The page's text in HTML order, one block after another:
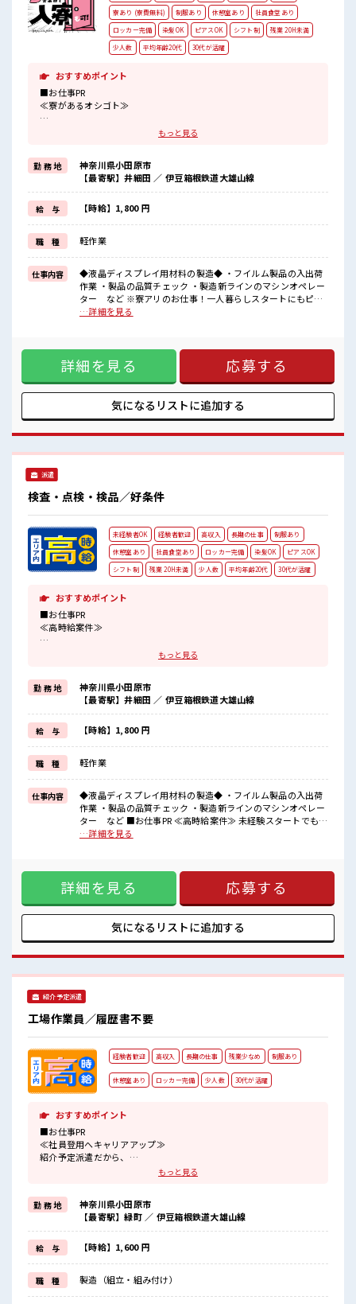
寮あり (寮費無料)
制服あり 休憩室あり
社員食堂あり
ロッカー完備
染髪OK ピアスOK シフト制
残業 20H未満
少人数
平均年齢20代 30代が活躍
おすすめポイント
■お仕事PR
≪寮があるオシゴト≫
方にもオススメ！
寮付きのお仕事なのでそんな心配はほぼナシ！
≪高時給案件≫
未経験スタートでも時給1800円～スタート！
≪適度な残業でお給料UP≫
残業は月20時間未満でほどよく稼げます♪
≪未経験の方も大カンゲイ≫
新しいことにチャレンジするのは不安だけど、
しっかり働く環境が整っています！
イチからスキルUP・ステップUP目指していきましょう！！
『少人数』だからコミュニケーションも取りやすい◎
明るすぎたり奇抜過ぎなければヘアカラーOK！
休憩室完備でランチや休憩も充実しそう♪
高収入もバッチリ目指せますよ！
もっと見る
勤 務 地
神奈川県小田原市
【最寄駅】井細田 ／ 伊豆箱根鉄道大雄山線
給 与 【時給】1,800 円
職 種 軽作業
仕事内容
◆液晶ディスプレイ用材料の製造◆ ・フイルム製品の入出荷
作業 ・製品の品質チェック ・製造新ラインのマシンオペレー
ター など ※寮アリのお仕事！一人暮らしスタートにもピッ
タリ♪ ■お仕事PR ≪寮があるオシゴト≫ ワンルーム寮が0
心配はほぼナシ！ ≪高時給案件≫ 未経験スタートでも時給
1800円～スタート！ ≪適度な残業でお給料UP≫ 残業は月20
時間未満でほどよく稼げます♪ ≪未経験の方も大カンゲイ≫
新しいことにチャレンジするのは不安だけど、 しっかり働く
環境が整っています！ イチからスキルUP・ステップUP目指
していきましょう！！ ■職場の雰囲気 『少人数』だからコミ
ばヘアカラーOK！ 休憩室完備でランチや休憩も充実しそう♪
高収入もバッチリ目指せますよ！ #ryo
…詳細を見る
詳細を見る 応募する
気になるリストに追加する
派遣
検査・点検・検品／好条件
未経験者OK 経験者歓迎 高収入 長期の仕事
制服あり
休憩室あり
社員食堂あり ロッカー完備 染髪OK
ピアスOK
シフト制
残業 20H未満 少人数 平均年齢20代 30代が活躍
おすすめポイント
■お仕事PR
≪高時給案件≫
未経験スタートでも時給1800円～スタート！
残業は月20時間未満でほどよく稼げます♪
≪髪色自由で自分らしく働く≫
明るすぎたり奇抜でなければ基本的に自由！
≪未経験の方も大カンゲイ≫
新しいことにチャレンジするのは不安だけど、
しっかり働く環境が整っています！
イチからスキルUP・ステップUP目指していきましょう！！
■職場の雰囲気
『少人数』だからコミュニケーションも取りやすい！
高収入もバッチリ目指せますよ★
もっと見る
勤 務 地
神奈川県小田原市
【最寄駅】井細田 ／ 伊豆箱根鉄道大雄山線
給 与 【時給】1,800 円
職 種 軽作業
仕事内容
◆液晶ディスプレイ用材料の製造◆ ・フイルム製品の入出荷
作業 ・製品の品質チェック ・製造新ラインのマシンオペレー
ター など ■お仕事PR ≪高時給案件≫ 未経験スタートでも時
給1800円～スタート！ ≪適度な残業でお給料UP≫ 残業は月
方も大カンゲイ≫ 新しいことにチャレンジするのは不安だけ
ど、 しっかり働く環境が整っています！ イチからスキルUP・
ステップUP目指していきましょう！！ ■職場の雰囲気 『少人
数』だからコミュニケーションも取りやすい！ 明るすぎたり
奇抜過ぎなければヘアカラーOK！ 休憩室完備でランチや休憩
も充実しそう♪ 高収入もバッチリ目指せますよ★
…詳細を見る
詳細を見る 応募する
気になるリストに追加する
紹介予定派遣
工場作業員／履歴書不要
経験者歓迎 高収入 長期の仕事 残業少なめ 制服あり
休憩室あり ロッカー完備 少人数 30代が活躍
おすすめポイント
■お仕事PR
≪社員登用へキャリアアップ≫
紹介予定派遣だから、
自分に職場が合うかお試しできるのがウレシイですね☆
これまでの経験を活かしませんか？
ブランクがあっても大丈夫♪
経験はちょっとだけ…という方もOK！
≪時間にメリハリを≫
残業はほとんどナシ！
場合によってはお願いすることもあります♪
≪機能的な制服アリ≫
制服があるので、
毎日の服装の悩み解消♪
もっと見る
勤 務 地
神奈川県小田原市
【最寄駅】緑町 ／ 伊豆箱根鉄道大雄山線
給 与 【時給】1,600 円
職 種 製造（組立・組み付け）